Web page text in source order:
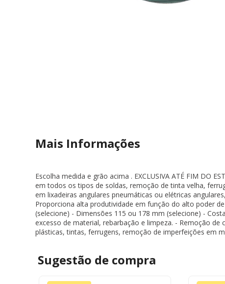
Mais Informações
Escolha medida e grão acima . EXCLUSIVA ATÉ FIM DO
em todos os tipos de soldas, remoção de tinta velha,
em lixadeiras angulares pneumáticas ou elétricas
Proporciona alta produtividade em função do alto poder
(selecione) - Dimensões 115 ou 178 mm (selecione) -
excesso de material, rebarbação e limpeza. - Remoção
plásticas, tintas, ferrugens, remoção de imperfeições em
Sugestão de compra